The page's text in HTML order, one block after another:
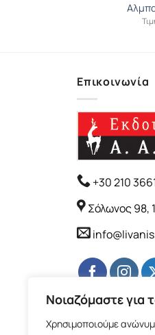
Νοιαζόμαστε για
Χρησιμοποιούμε
Επικοινωνία
+30 210
Σόλωνος 98,